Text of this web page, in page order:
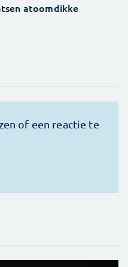
atoomdikke